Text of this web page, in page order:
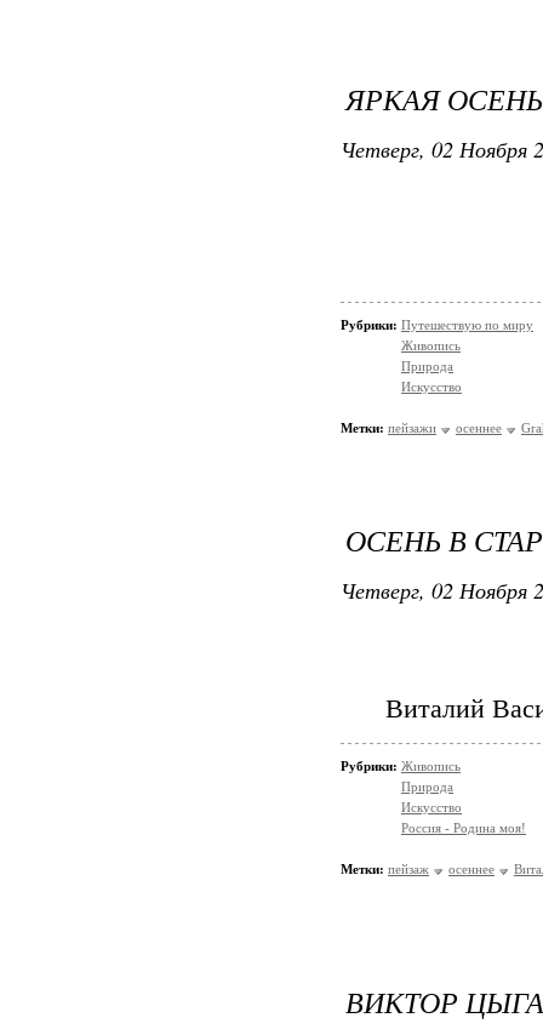
ЯРКАЯ ОСЕНЬ
Четверг, 02 Ноября
Рубрики: Путешествую по миру
Живопись
Природа
Искусство
Метки: пейзажи осеннее
ОСЕНЬ В
Четверг, 02 Ноября
Виталий
Рубрики: Живопись
Природа
Искусство
Россия - Родина моя!
Метки: пейзаж осеннее
ВИКТОР